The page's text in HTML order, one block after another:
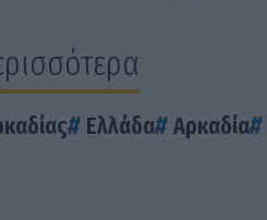
Ελλάδα Αρκαδία